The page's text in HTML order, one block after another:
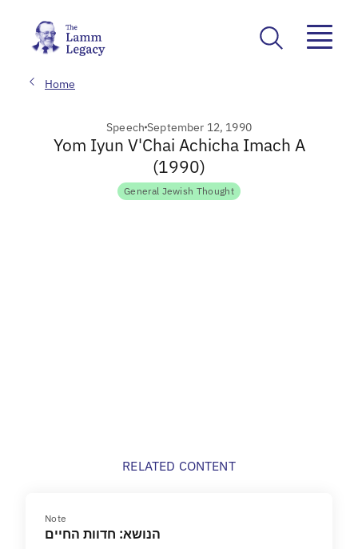
Home
SpeechSeptember 12, 1990
Yom Iyun V'Chai Achicha Imach A
(1990)
General Jewish Thought
RELATED CONTENT
Note
הנושא: חדוות החיים